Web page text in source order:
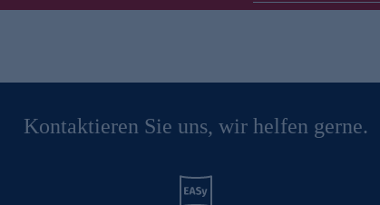
Kontaktieren Sie uns, wir helfen gerne.